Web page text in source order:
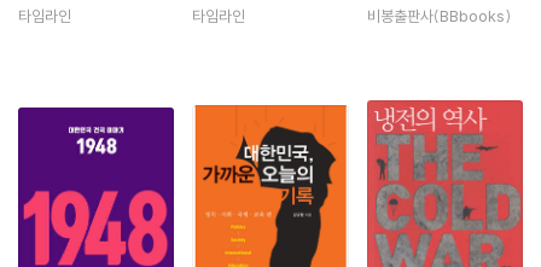
타임라인 타임라인 비봉출판사(BBbooks)